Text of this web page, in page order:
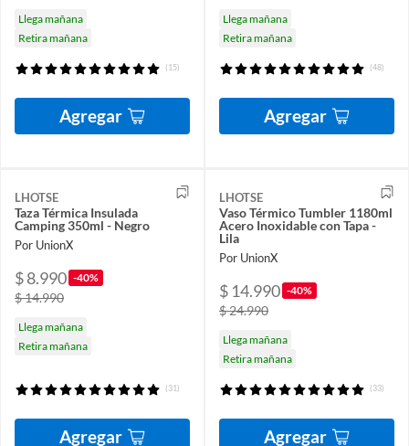
Llega mañana
Retira mañana
(15)
Agregar
Llega mañana
Retira mañana
(48)
Agregar
LHOTSE
Taza Térmica Insulada
Camping 350ml - Negro
Por UnionX
$ 8.990 -40%
$ 14.990
Llega mañana
Retira mañana
(31)
Agregar
LHOTSE
Vaso Térmico Tumbler 1180ml
Acero Inoxidable con Tapa -
Lila
Por UnionX
$ 14.990 -40%
$ 24.990
Llega mañana
Retira mañana
(33)
Agregar